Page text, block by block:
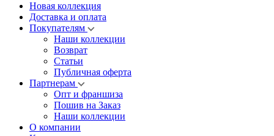
Новая коллекция
Доставка и оплата
Покупателям
Наши коллекции
Возврат
Статьи
Публичная оферта
Партнерам
Опт и франшиза
Пошив на Заказ
Наши коллекции
О компании